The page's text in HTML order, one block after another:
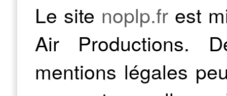
Le site noplp.frest
Air Productions.
mentions légales